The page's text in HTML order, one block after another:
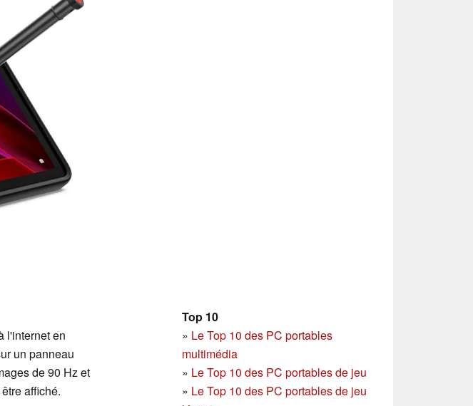
Top 10
» Le Top 10 des PC portables
multimédia
» Le Top 10 des PC portables de jeu
» Le Top 10 des PC portables de jeu
l'internet en
un panneau
de 90 Hz et
affiché.